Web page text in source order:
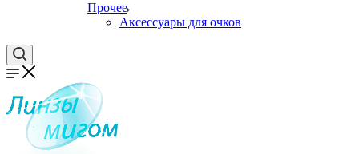
Прочее
Аксессуары для очков